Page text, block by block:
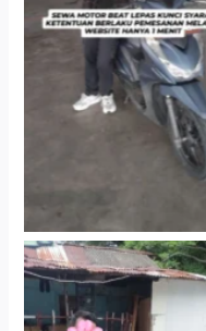
Cityplaza Jatinegara
Gedung Parkir P6A